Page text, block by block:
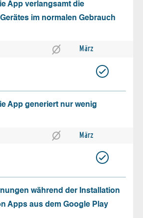
App verlangsamt die
im normalen Gebrauch
März
App generiert nur wenig
März
während der Installation
Apps aus dem Google Play